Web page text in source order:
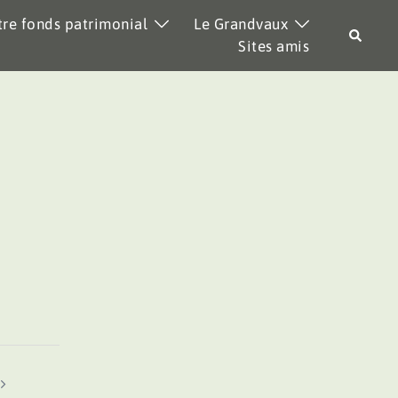
fonds patrimonial
Le Grandvaux
Sites amis